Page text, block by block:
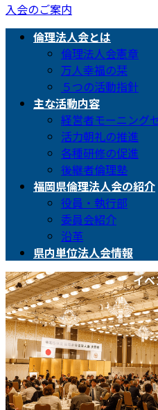
入会のご案内
倫理法人会とは
倫理法人会憲章
万人幸福の栞
５つの活動指針
主な活動内容
経営者モーニング
活力朝礼の推進
各種研修の促進
後継者倫理塾
福岡県倫理法人会の紹介
役員・執行部
委員会紹介
沿革
県内単位法人会情報
イ